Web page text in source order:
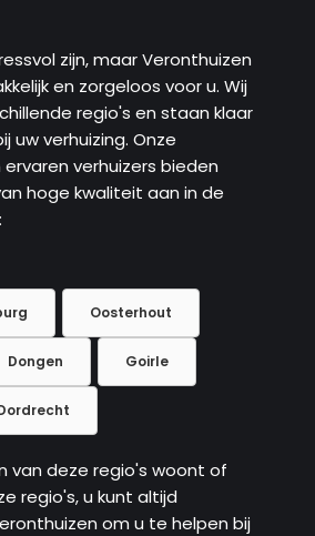
zijn, maar Veronthuizen
en zorgeloos voor u. Wij
regio's en staan ​​klaar
uw verhuizing. Onze
verhuizers bieden
hoge kwaliteit aan in de
Oosterhout
Dongen Goirle
van deze regio's woont of
regio's, u kunt altijd
om u te helpen bij